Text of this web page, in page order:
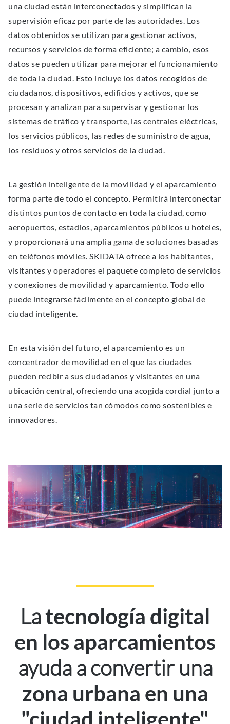
una ciudad están interconectados y simplifican la
supervisión eficaz por parte de las autoridades. Los
datos obtenidos se utilizan para gestionar activos,
recursos y servicios de forma eficiente; a cambio, esos
datos se pueden utilizar para mejorar el funcionamiento
de toda la ciudad. Esto incluye los datos recogidos de
ciudadanos, dispositivos, edificios y activos, que se
procesan y analizan para supervisar y gestionar los
sistemas de tráfico y transporte, las centrales eléctricas,
los servicios públicos, las redes de suministro de agua,
los residuos y otros servicios de la ciudad.
La gestión inteligente de la movilidad y el aparcamiento
forma parte de todo el concepto. Permitirá interconectar
distintos puntos de contacto en toda la ciudad, como
aeropuertos, estadios, aparcamientos públicos u hoteles,
y proporcionará una amplia gama de soluciones basadas
en teléfonos móviles. SKIDATA ofrece a los habitantes,
visitantes y operadores el paquete completo de servicios
y conexiones de movilidad y aparcamiento. Todo ello
puede integrarse fácilmente en el concepto global de
ciudad inteligente.
En esta visión del futuro, el aparcamiento es un
concentrador de movilidad en el que las ciudades
pueden recibir a sus ciudadanos y visitantes en una
ubicación central, ofreciendo una acogida cordial junto a
una serie de servicios tan cómodos como sostenibles e
innovadores.
Latecnología digital
en los aparcamientos
ayuda a convertir una
zona urbana en una
"ciudad inteligente"